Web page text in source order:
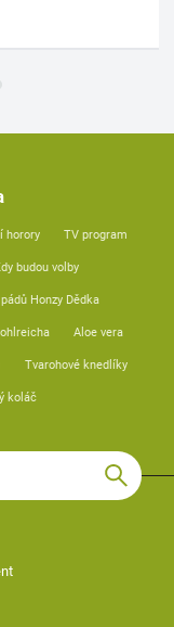
horory TV program
budou volby
Honzy Dědka
Aloe vera
Tvarohové knedlíky
koláč